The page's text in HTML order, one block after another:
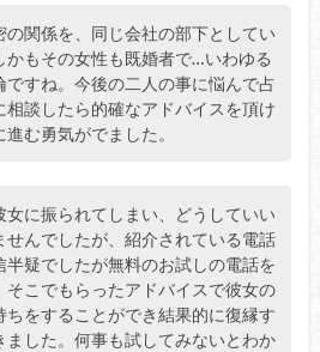
の関係を、同じ会社の部下としてい
かもその女性も既婚者で…いわゆる
ですね。今後の二人の事に悩んで占
相談したら的確なアドバイスを頂け
む勇気がでました。
女に振られてしまい、どうしていい
せんでしたが、紹介されている電話
半疑でしたが無料のお試しの電話を
そこでもらったアドバイスで彼女の
ちをすることができ結果的に復縁す
ました。何事も試してみないとわか